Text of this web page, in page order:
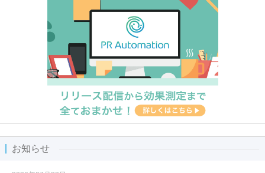
お知らせ